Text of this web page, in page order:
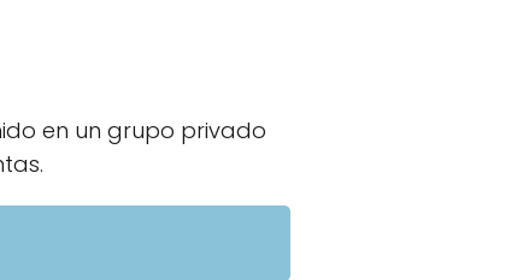
en un grupo privado